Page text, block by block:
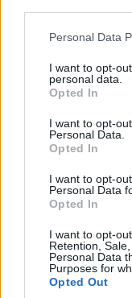
Please note that
not limited to your
grant or deny
use your data for
consent section.
Personal Data
I want to opt-
personal data.
Opted In
I want to opt-
Personal Data.
Opted In
I want to opt-
Personal Data
Opted In
I want to opt-
Retention,
Personal Data
Purposes for
Opted Out
A Sony új
Hajdú Gábor|2025
A Sony új RGB